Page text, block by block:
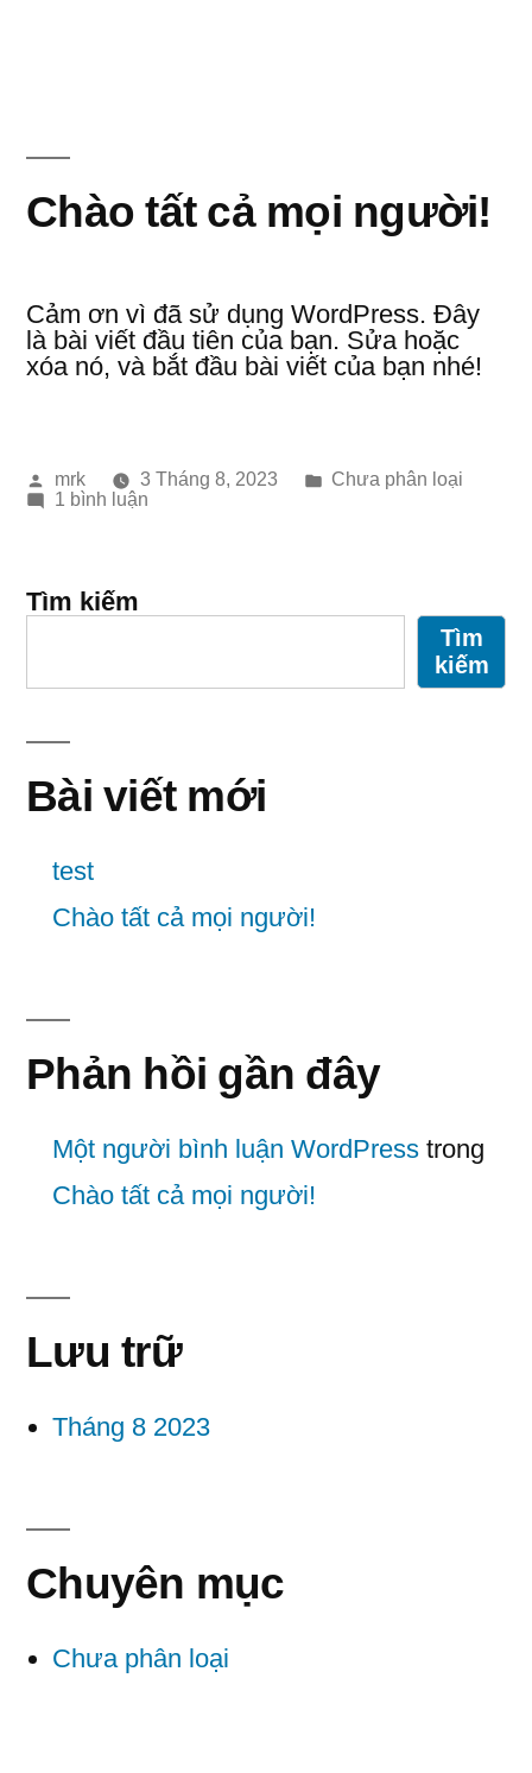
Chào tất cả mọi người!
Cảm ơn vì đã sử dụng WordPress. Đây
là bài viết đầu tiên của bạn. Sửa hoặc
xóa nó, và bắt đầu bài viết của bạn nhé!
Đăng
bởi
mrk 3 Tháng 8, 2023
Đăng
Chưa phân loại
1 bình luậnở
Tìm kiếm
Tìm
kiếm
Bài viết mới
test
Chào tất cả mọi người!
Phản hồi gần đây
Một người bình luận WordPress trong
Chào tất cả mọi người!
Lưu trữ
Tháng 8 2023
Chuyên mục
Chưa phân loại